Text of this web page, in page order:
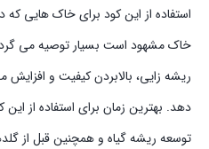
استفاده از این کود برای خاک هایی که
خاک مشهود است بسیار توصیه می
ریشه زایی، بالابردن کیفیت و افزایش
دهد. بهترین زمان برای استفاده از
توسعه ریشه گیاه و همچنین قبل از